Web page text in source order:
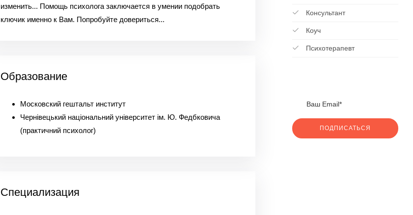
изменить... Помощь психолога заключается в умении подобрать
ключик именно к Вам. Попробуйте довериться...
Образование
Московский гештальт институт
Чернівецький національний університет ім. Ю. Федбковича
(практичний психолог)
Специализация
Консультант
Коуч
Психотерапевт
ПОДПИСАТЬСЯ